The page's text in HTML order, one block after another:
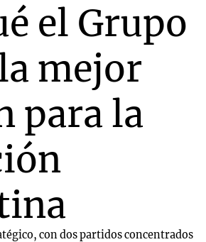
el Grupo
mejor
para la
con dos partidos concentrados